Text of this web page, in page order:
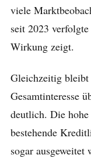
viele
seit 2023
Wirkung zeigt.
Gleichzeitig bleibt
Gesamtinteresse
deutlich. Die
bestehende
sogar ausgeweitet